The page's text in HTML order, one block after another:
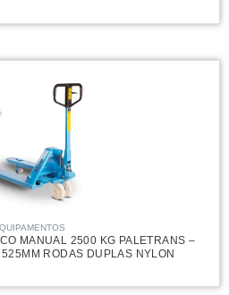
MANUAL 2500 KG PALETRANS –
RODAS DUPLAS NYLON